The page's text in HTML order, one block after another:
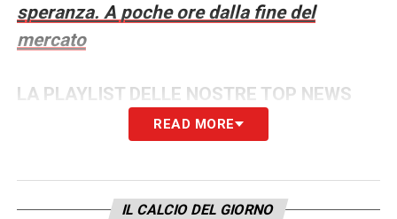
speranza. A poche ore dalla fine del
mercato
LA PLAYLIST DELLE NOSTRE TOP NEWS
READ MORE
IL CALCIO DEL GIORNO